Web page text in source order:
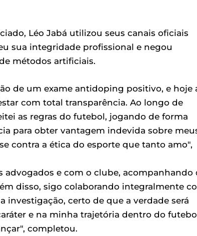
Léo Jabá utilizou seus canais oficiais
sua integridade profissional e negou
métodos artificiais.
de um exame antidoping positivo, e hoje
com total transparência. Ao longo de
as regras do futebol, jogando de forma
para obter vantagem indevida sobre
contra a ética do esporte que tanto amo",
e com o clube, acompanhando
disso, sigo colaborando integralmente
certo de que a verdade será
e na minha trajetória dentro do
completou.